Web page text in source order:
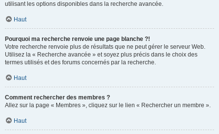
utilisant les options disponibles dans la recherche avancée.
Haut
Pourquoi ma recherche renvoie une page blanche ?!
Votre recherche renvoie plus de résultats que ne peut gérer le serveur Web.
Utilisez la « Recherche avancée » et soyez plus précis dans le choix des
termes utilisés et des forums concernés par la recherche.
Haut
Comment rechercher des membres ?
Allez sur la page « Membres », cliquez sur le lien « Rechercher un membre ».
Haut